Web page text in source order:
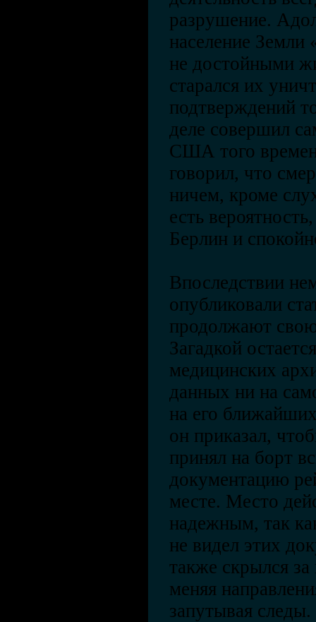
разрушение.
население
не достойными
старался их
подтверждений
деле совершил
США того
говорил, что
ничем, кроме
есть
Берлин и
Впоследствии
опубликовали
продолжают
Загадкой
медицинских
данных ни на
на его
он приказал,
принял на борт
документацию
месте. Место
надежным, так
не видел этих
также скрылся за
меняя
запутывая следы.